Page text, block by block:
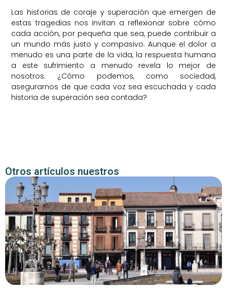
Las historias de coraje y superación que emergen de
estas tragedias nos invitan a reflexionar sobre cómo
cada acción, por pequeña que sea, puede contribuir a
un mundo más justo y compasivo. Aunque el dolor a
menudo es una parte de la vida, la respuesta humana
a este sufrimiento a menudo revela lo mejor de
nosotros. ¿Cómo podemos, como sociedad,
asegurarnos de que cada voz sea escuchada y cada
historia de superación sea contada?
Otros artículos nuestros